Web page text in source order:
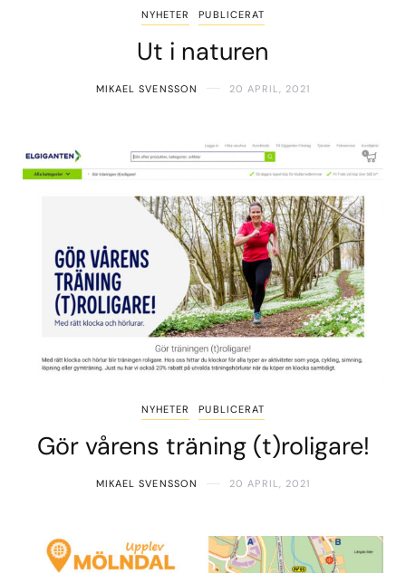
NYHETER PUBLICERAT
Ut i naturen
MIKAEL SVENSSON 20 APRIL, 2021
NYHETER PUBLICERAT
Gör vårens träning (t)roligare!
MIKAEL SVENSSON 20 APRIL, 2021